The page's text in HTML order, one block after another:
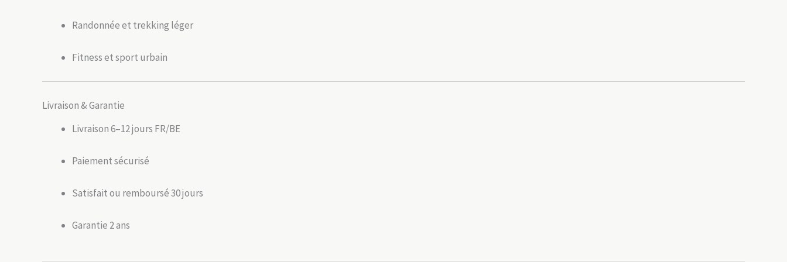
Randonnée et trekking léger
Fitness et sport urbain
Livraison & Garantie
Livraison 6–12 jours FR/BE
Paiement sécurisé
Satisfait ou remboursé 30 jours
Garantie 2 ans